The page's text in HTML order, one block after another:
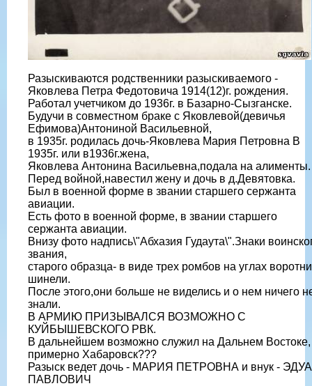
Разыскиваются родственники разыскиваемого -
Яковлева Петра Федотовича 1914(12)г. рождения.
Работал учетчиком до 1936г. в Базарно-Сызганске.
Будучи в совместном браке с Яковлевой(девичья
Ефимова)Антониной Васильевной,
в 1935г. родилась дочь-Яковлева Мария Петровна В
1935г. или в1936г.жена,
Яковлева Антонина Васильевна,подала на алименты.
Перед войной,навестил жену и дочь в д.Девятовка.
Был в военной форме в звании старшего сержанта
авиации.
Есть фото в военной форме, в звании старшего
сержанта авиации.
Внизу фото надпись\"Абхазия Гудаута\".Знаки
звания,
старого образца- в виде трех ромбов на углах
шинели.
После этого,они больше не виделись и о нем ничего
знали.
В АРМИЮ ПРИЗЫВАЛСЯ ВОЗМОЖНО С
КУЙБЫШЕВСКОГО РВК.
В дальнейшем возможно служил на Дальнем Востоке,
примерно Хабаровск???
Разыск ведет дочь - МАРИЯ ПЕТРОВНА и внук -
ПАВЛОВИЧ